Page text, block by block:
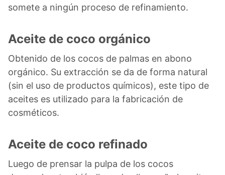
somete a ningún proceso de refinamiento.
Aceite de coco orgánico
Obtenido de los cocos de palmas en abono
orgánico. Su extracción se da de forma natural
(sin el uso de productos químicos), este tipo de
aceites es utilizado para la fabricación de
cosméticos.
Aceite de coco refinado
Luego de prensar la pulpa de los cocos